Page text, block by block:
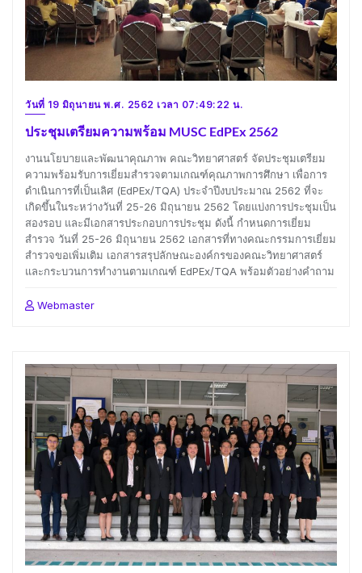
วันที่ 19 มิถุนายน พ.ศ. 2562 เวลา 07:49:22 น.
ประชุมเตรียมความพร้อม MUSC EdPEx 2562
งานนโยบายและพัฒนาคุณภาพ คณะวิทยาศาสตร์ จัดประชุมเตรียม
ความพร้อมรับการเยี่ยมสำรวจตามเกณฑ์คุณภาพการศึกษา เพื่อการ
ดำเนินการที่เป็นเลิศ (EdPEx/TQA) ประจำปีงบประมาณ 2562 ที่จะ
เกิดขึ้นในระหว่างวันที่ 25-26 มิถุนายน 2562 โดยแบ่งการประชุมเป็น
สองรอบ และมีเอกสารประกอบการประชุม ดังนี้ กำหนดการเยี่ยม
สำรวจ วันที่ 25-26 มิถุนายน 2562 เอกสารที่ทางคณะกรรมการเยี่ยม
สำรวจขอเพิ่มเติม เอกสารสรุปลักษณะองค์กรของคณะวิทยาศาสตร์
และกระบวนการทำงานตามเกณฑ์ EdPEx/TQA พร้อมตัวอย่างคำถาม
Webmaster